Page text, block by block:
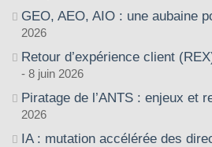
GEO, AEO, AIO : une aubaine
2026
Retour d’expérience client
8 juin 2026
Piratage de l’ANTS : enjeux et
2026
IA : mutation accélérée des